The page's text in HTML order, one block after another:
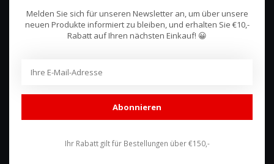
shop@racing-products.com
Bewertungen
Melden Sie sich für unseren Newsletter an, um über unsere
neuen Produkte informiert zu bleiben, und erhalten Sie €10,-
Rabatt auf Ihren nächsten Einkauf! 😀
Abonnieren
Ihr Rabatt gilt für Bestellungen über €150,-